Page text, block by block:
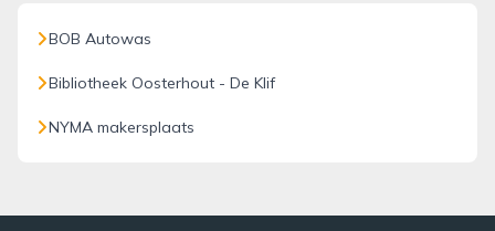
BOB Autowas
Bibliotheek Oosterhout - De Klif
NYMA makersplaats